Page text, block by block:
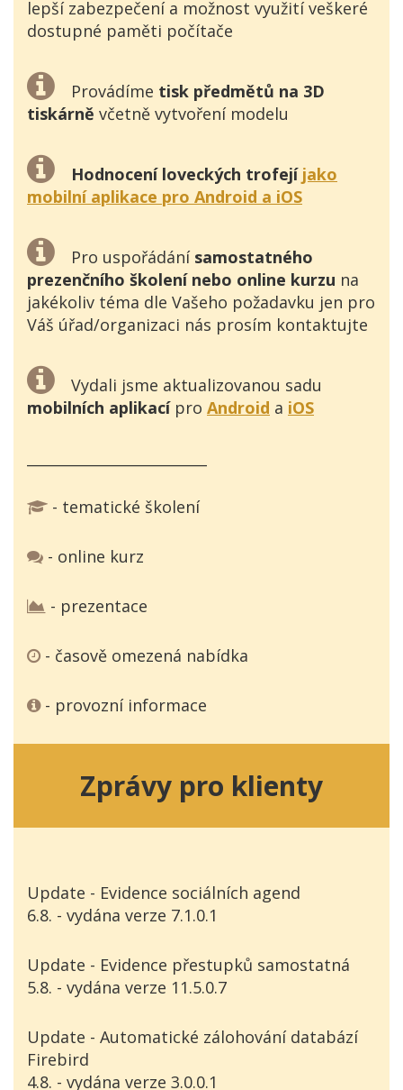
lepší zabezpečení a možnost využití veškeré
dostupné paměti počítače
Provádíme tisk předmětů na 3D
tiskárně včetně vytvoření modelu
Hodnocení loveckých trofejí jako
mobilní aplikace pro Android a iOS
Pro uspořádání samostatného
prezenčního školení nebo online kurzu na
jakékoliv téma dle Vašeho požadavku jen pro
Váš úřad/organizaci nás prosím kontaktujte
Vydali jsme aktualizovanou sadu
mobilních aplikacípro Android a iOS
- tematické školení
- online kurz
- prezentace
- časově omezená nabídka
- provozní informace
Zprávy pro klienty
Update - Evidence sociálních agend
6.8. - vydána verze 7.1.0.1
Update - Evidence přestupků samostatná
5.8. - vydána verze 11.5.0.7
Update - Automatické zálohování databází
Firebird
4.8. - vydána verze 3.0.0.1